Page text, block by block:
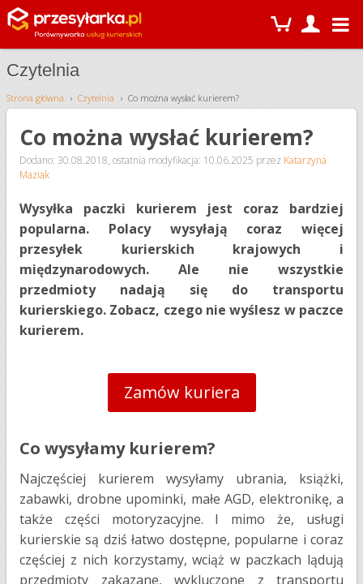
Czytelnia
Strona główna Czytelnia Co można wysłać kurierem?
Co można wysłać kurierem?
Dodano: 30.08.2018, ostatnia modyfikacja: 10.06.2025 przez Katarzyna
Maziak
Wysyłka paczki kurierem jest coraz bardziej
popularna. Polacy wysyłają coraz więcej
przesyłek kurierskich krajowych i
międzynarodowych. Ale nie wszystkie
przedmioty nadają się do transportu
kurierskiego. Zobacz, czego nie wyślesz w paczce
kurierem.
Zamów kuriera
Co wysyłamy kurierem?
Najczęściej kurierem wysyłamy ubrania, książki,
zabawki, drobne upominki, małe AGD, elektronikę, a
także części motoryzacyjne. I mimo że, usługi
kurierskie są dziś łatwo dostępne, popularne i coraz
częściej z nich korzystamy, wciąż w paczkach lądują
przedmioty zakazane, wykluczone z transportu